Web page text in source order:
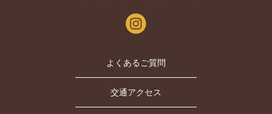
よくあるご質問
交通アクセス